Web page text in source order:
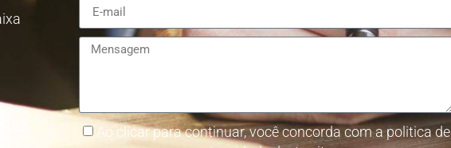
Ao clicar para continuar, você concorda com a politica de